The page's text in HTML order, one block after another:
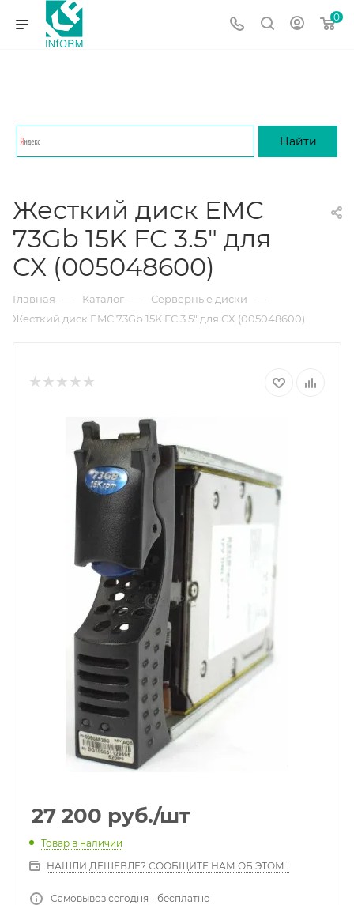
0
Жесткий диск EMC
73Gb 15K FC 3.5" для
CX (005048600)
Главная — Каталог — Серверные диски —
Жесткий диск EMC 73Gb 15K FC 3.5" для CX (005048600)
27 200 руб./шт
Товар в наличии
НАШЛИ ДЕШЕВЛЕ? СООБЩИТЕ НАМ ОБ ЭТОМ !
Самовывоз сегодня - бесплатно